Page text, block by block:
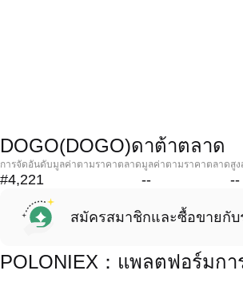
DOGO(DOGO)ดาต้าตลาด
การจัดอันดับมูลค่าตามราคาตลาด
#4,221
มูลค่าตามราคาตลาด
--
สู
--
สมัครสมาชิกและซื้อขายกับ
POLONIEX：แพลตฟอร์มก